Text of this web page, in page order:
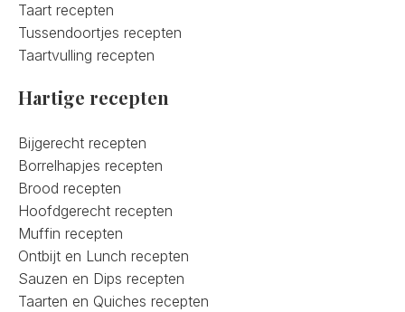
Taart recepten
Tussendoortjes recepten
Taartvulling recepten
Hartige recepten
Bijgerecht recepten
Borrelhapjes recepten
Brood recepten
Hoofdgerecht recepten
Muffin recepten
Ontbijt en Lunch recepten
Sauzen en Dips recepten
Taarten en Quiches recepten